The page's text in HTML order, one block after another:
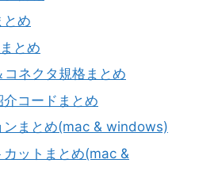
とめ
とめ
コネクタ規格まとめ
コードまとめ
ンまとめ(mac & windows)
ットまとめ(mac &